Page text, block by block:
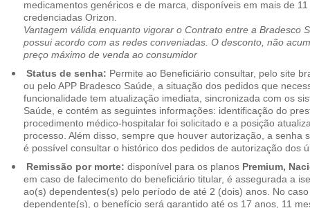
medicamentos genéricos e de marca, disponíveis em mais de
credenciadas Orizon.
Vantagem válida enquanto vigorar o Contrato entre a Bradesco
possui acordo com as redes conveniadas. O desconto, não
preço máximo de venda ao consumidor
Status de senha: Permite ao Beneficiário consultar, pelo site
ou pelo APP Bradesco Saúde, a situação dos pedidos que
funcionalidade tem atualização imediata, sincronizada com os
Saúde, e contém as seguintes informações: identificação do
procedimento médico-hospitalar foi solicitado e a posição
processo. Além disso, sempre que houver autorização, a senha
é possível consultar o histórico dos pedidos de autorização dos
Remissão por morte: disponível para os planos Premium,
em caso de falecimento do beneficiário titular, é assegurada a
ao(s) dependentes(s) pelo período de até 2 (dois) anos. No
dependente(s), o benefício será garantido até os 17 anos, 11